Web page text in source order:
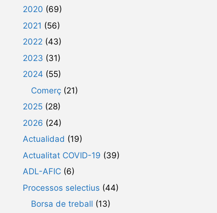
2020 (69)
2021 (56)
2022 (43)
2023 (31)
2024 (55)
Comerç (21)
2025 (28)
2026 (24)
Actualidad (19)
Actualitat COVID-19 (39)
ADL-AFIC (6)
Processos selectius (44)
Borsa de treball (13)